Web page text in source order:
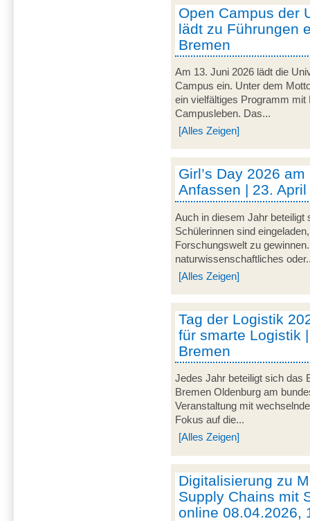
Open Campus der
lädt zu Führungen
Bremen
Am 13. Juni 2026 lädt die
Campus ein. Unter dem
ein vielfältiges Programm
Campusleben. Das...
[Alles Zeigen]
Girl’s Day 2026
Anfassen | 23.
Auch in diesem Jahr beteiligt
Schülerinnen sind
Forschungswelt zu
naturwissenschaftliches
[Alles Zeigen]
Tag der Logistik
für smarte Logistik
Bremen
Jedes Jahr beteiligt sich das
Bremen Oldenburg am
Veranstaltung mit
Fokus auf die...
[Alles Zeigen]
Digitalisierung zu
Supply Chains mit
online 08.04.2026,